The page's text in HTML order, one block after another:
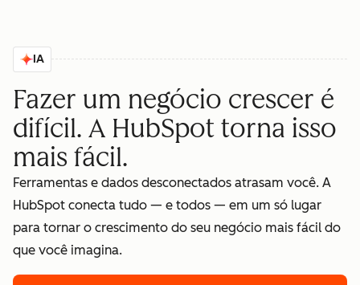
IA
Fazer um negócio crescer é
difícil. A HubSpot torna isso
mais fácil.
Ferramentas e dados desconectados atrasam você. A
HubSpot conecta tudo — e todos — em um só lugar
para tornar o crescimento do seu negócio mais fácil do
que você imagina.